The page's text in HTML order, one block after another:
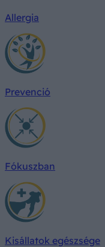
Allergia
Prevenció
Fókuszban
Kisállatok egészsége